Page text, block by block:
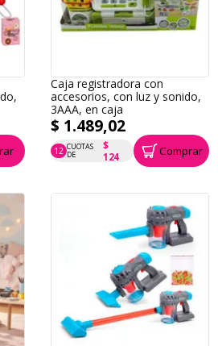
Caja registradora con
accesorios, con luz y sonido,
3AAA, en caja
$ 1.489,02
12 CUOTAS
DE
$
124
P.T.F. $ 1.489 Comprar